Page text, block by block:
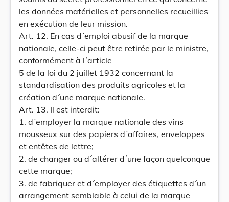
les données matérielles et personnelles recueillies
en exécution de leur mission.
Art. 12. En cas d´emploi abusif de la marque
nationale, celle-ci peut être retirée par le ministre,
conformément à l´article
5 de la loi du 2 juillet 1932 concernant la
standardisation des produits agricoles et la
création d´une marque nationale.
Art. 13. Il est interdit:
1. d´employer la marque nationale des vins
mousseux sur des papiers d´affaires, enveloppes
et entêtes de lettre;
2. de changer ou d´altérer d´une façon quelconque
cette marque;
3. de fabriquer et d´employer des étiquettes d´un
arrangement semblable à celui de la marque